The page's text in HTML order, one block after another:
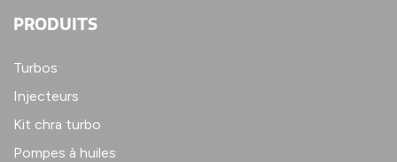
PRODUITS
Turbos
Injecteurs
Kit chra turbo
Pompes à huiles